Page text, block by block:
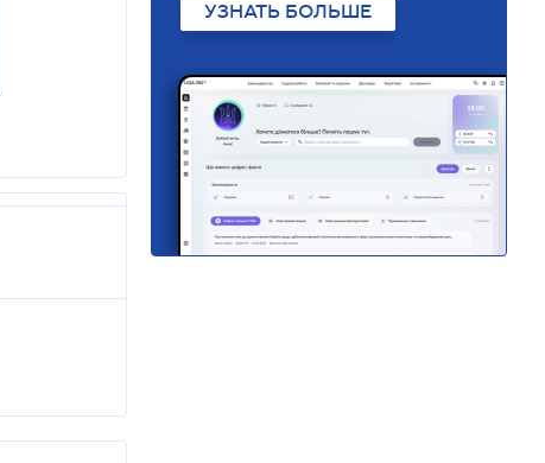
УЗНАТЬ БОЛЬШЕ